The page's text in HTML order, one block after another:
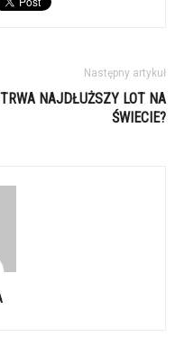
Następny artykuł
TRWA NAJDŁUŻSZY LOT NA
ŚWIECIE?